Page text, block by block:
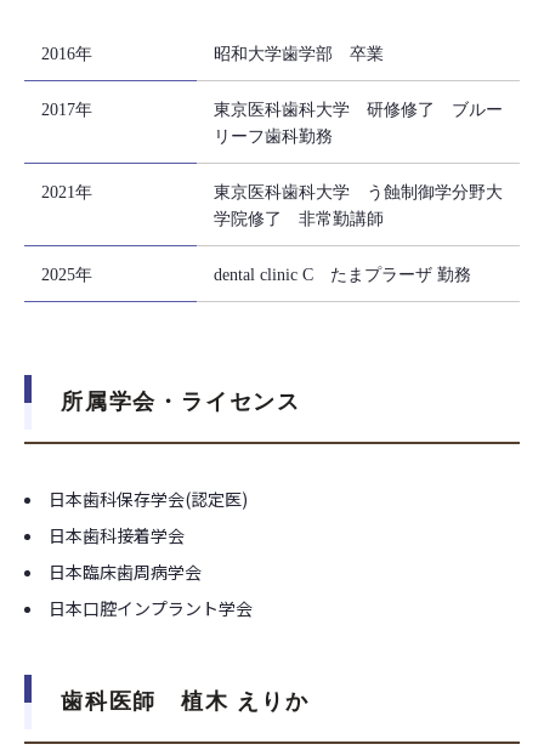
2016年 昭和大学歯学部 卒業
2017年
東京医科歯科大学 研修修了 ブルー
リーフ歯科勤務
2021年
東京医科歯科大学 う蝕制御学分野大
学院修了 非常勤講師
2025年 dental clinic C たまプラーザ 勤務
所属学会・ライセンス
日本歯科保存学会(認定医)
日本歯科接着学会
日本臨床歯周病学会
日本口腔インプラント学会
歯科医師 植木 えりか